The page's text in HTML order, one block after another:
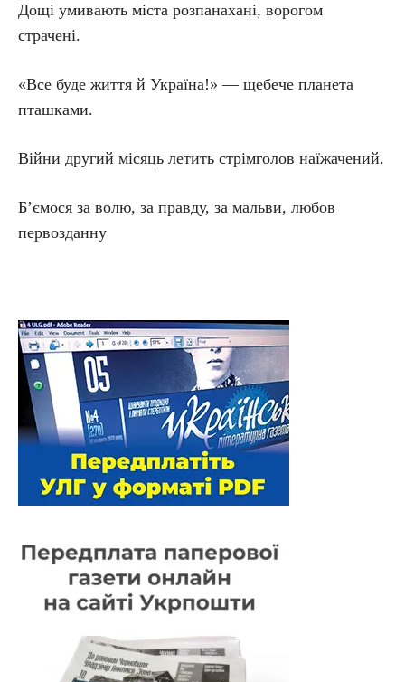
Дощі умивають міста розпанахані, ворогом
страчені.
«Все буде життя й Україна!» — щебече планета
пташками.
Війни другий місяць летить стрімголов наїжачений.
Б’ємося за волю, за правду, за мальви, любов
первозданну